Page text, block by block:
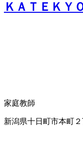
ＫＡＴＥＫＹ
家庭教師
新潟県十日町市本町２